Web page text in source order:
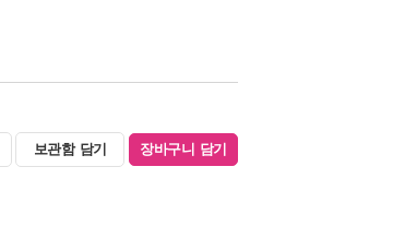
보관함 담기 장바구니 담기